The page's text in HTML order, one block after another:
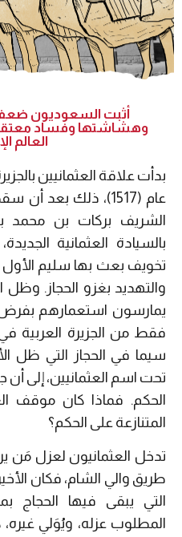
أثبت السعوديون ضعف
وهشاشتها وفساد
العالم
بدأت علاقة العثمانيين
عام (1517)، ذلك بعد
الشريف بركات بن محمد
بالسيادة العثمانية
تخويف بعث بها سليم الأول
والتهديد بغزو الحجاز. وظل
يمارسون استعمارهم
فقط من الجزيرة العربية في
سيما في الحجاز التي ظل
تحت اسم العثمانيين، إلى
الحكم. فماذا كان موقف
المتنازعة على الحكم؟
تدخل العثمانيون لعزل مَن
طريق والي الشام، فكان
التي يبقى فيها الحجاج
المطلوب عزله، ويُوَلي